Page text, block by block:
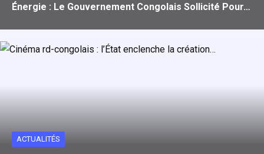
Énergie : Le Gouvernement Congolais Sollicité Pour…
ACTUALITÉS